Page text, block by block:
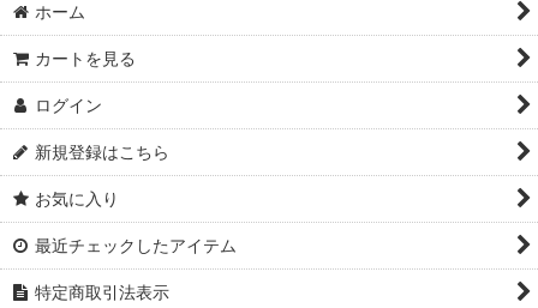
ホーム
カートを見る
ログイン
新規登録はこちら
お気に入り
最近チェックしたアイテム
特定商取引法表示